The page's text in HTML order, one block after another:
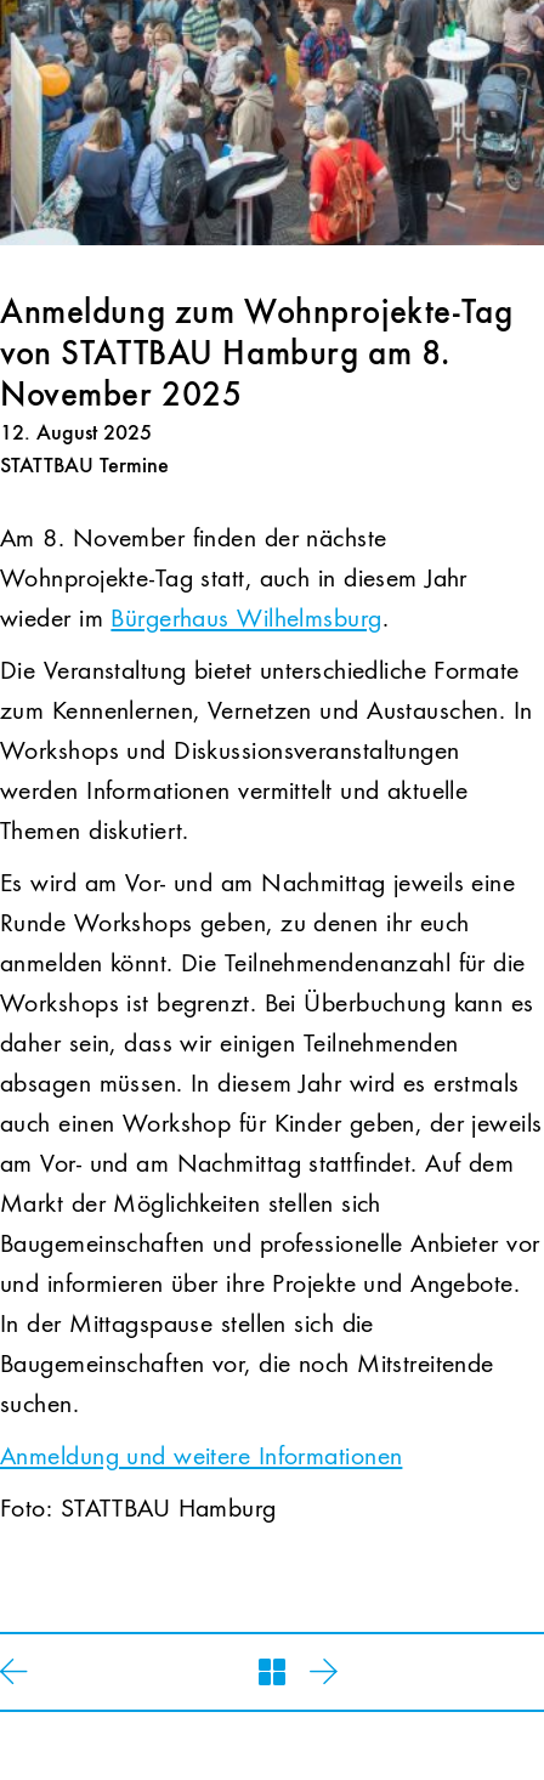
Anmeldung zum Wohnprojekte-Tag
von STATTBAU Hamburg am 8.
November 2025
12. August 2025
STATTBAU Termine
Am 8. November finden der nächste
Wohnprojekte-Tag statt, auch in diesem Jahr
wieder im Bürgerhaus Wilhelmsburg.
Die Veranstaltung bietet unterschiedliche Formate
zum Kennenlernen, Vernetzen und Austauschen. In
Workshops und Diskussionsveranstaltungen
werden Informationen vermittelt und aktuelle
Themen diskutiert.
Es wird am Vor- und am Nachmittag jeweils eine
Runde Workshops geben, zu denen ihr euch
anmelden könnt. Die Teilnehmendenanzahl für die
Workshops ist begrenzt. Bei Überbuchung kann es
daher sein, dass wir einigen Teilnehmenden
absagen müssen. In diesem Jahr wird es erstmals
auch einen Workshop für Kinder geben, der jeweils
am Vor- und am Nachmittag stattfindet. Auf dem
Markt der Möglichkeiten stellen sich
Baugemeinschaften und professionelle Anbieter vor
und informieren über ihre Projekte und Angebote.
In der Mittagspause stellen sich die
Baugemeinschaften vor, die noch Mitstreitende
suchen.
Anmeldung und weitere Informationen
Foto: STATTBAU Hamburg